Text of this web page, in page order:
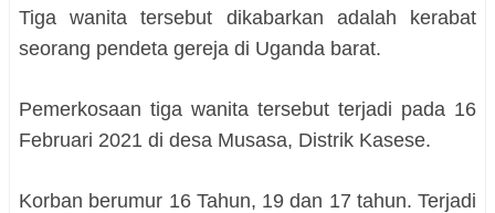
Tiga wanita tersebut dikabarkan adalah kerabat
seorang pendeta gereja di Uganda barat.
Pemerkosaan tiga wanita tersebut terjadi pada 16
Februari 2021 di desa Musasa, Distrik Kasese.
Korban berumur 16 Tahun, 19 dan 17 tahun. Terjadi